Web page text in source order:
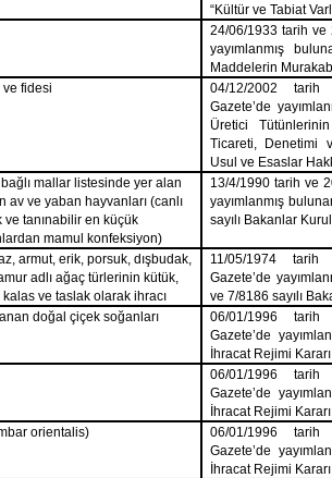
“Kültür ve Tabiat
24/06/1933 tarih ve
yayımlanmış
Maddelerin
fidesi
04/12/2002 tarih
Gazete’de
Üretici
Ticareti, Denetimi
Usul ve Esaslar
mallar listesinde yer alan
av ve yaban hayvanları (canlı
ve tanınabilir en küçük
mamul konfeksiyon)
13/4/1990 tarih ve
yayımlanmış
sayılı Bakanlar
armut, erik, porsuk, dışbudak,
adlı ağaç türlerinin kütük,
ve taslak olarak ihracı
11/05/1974 tarih
Gazete’de
ve 7/8186 sayılı
doğal çiçek soğanları
06/01/1996 tarih
Gazete’de
İhracat Rejimi Kararı
06/01/1996 tarih
Gazete’de
İhracat Rejimi Kararı
orientalis) 06/01/1996 tarih
Gazete’de
İhracat Rejimi Kararı